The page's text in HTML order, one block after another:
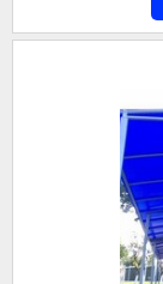
diversos
intempéries,